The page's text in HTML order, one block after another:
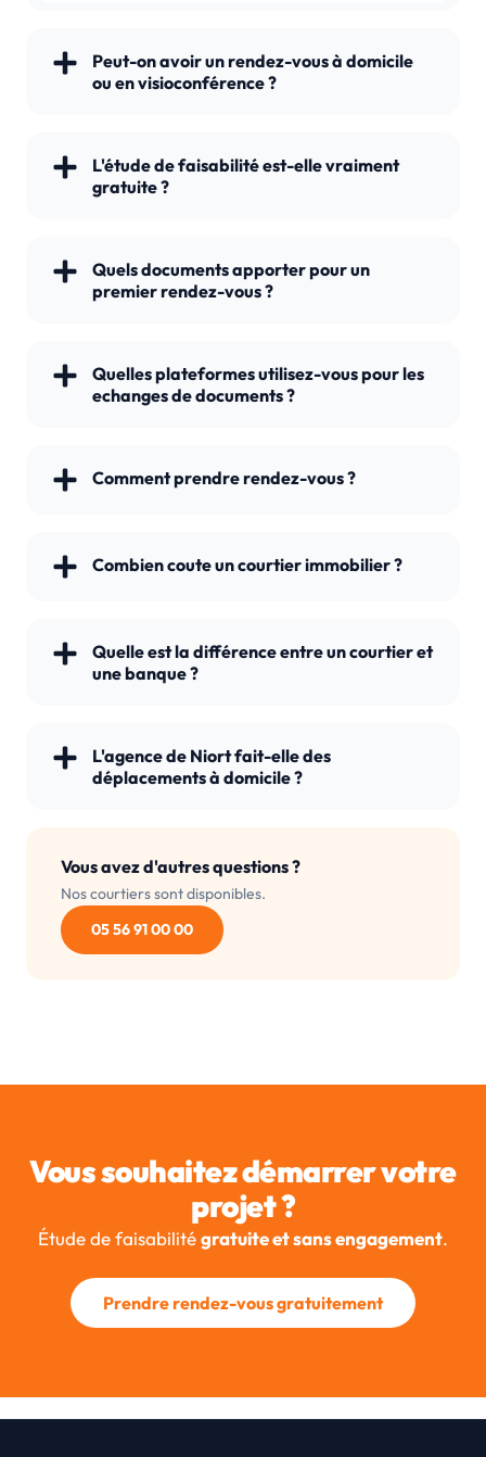
Peut-on avoir un rendez-vous à domicile
ou en visioconférence ?
L'étude de faisabilité est-elle vraiment
gratuite ?
Quels documents apporter pour un
premier rendez-vous ?
Quelles plateformes utilisez-vous pour les
echanges de documents ?
Comment prendre rendez-vous ?
Combien coute un courtier immobilier ?
Quelle est la différence entre un courtier et
une banque ?
L'agence de Niort fait-elle des
déplacements à domicile ?
Vous avez d'autres questions ?
Nos courtiers sont disponibles.
05 56 91 00 00
Vous souhaitez démarrer votre
projet ?
Étude de faisabilitégratuite et sans engagement.
Prendre rendez-vous gratuitement